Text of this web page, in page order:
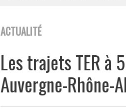
ACTUALITÉ
Les trajets TER à
Auvergne-Rhône-